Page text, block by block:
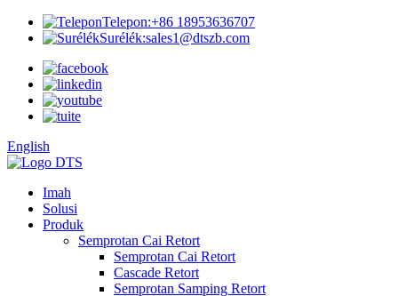
Telepon:+86 18953636707
Surélék:sales1@dtszb.com
English
Imah
Solusi
Produk
Semprotan Cai Retort
Semprotan Cai Retort
Cascade Retort
Semprotan Samping Retort